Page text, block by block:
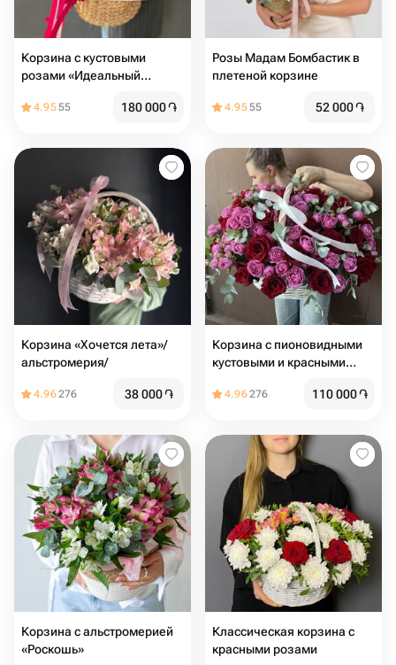
Корзина с кустовыми
розами «Идеальный
4.9555 180 000֏
Розы Мадам Бомбастик в
плетеной корзине
4.9555 52 000֏
Корзина «Хочется лета»/
альстромерия/
4.96276 38 000֏
Корзина с пионовидными
кустовыми и красными
4.96276 110 000֏
Корзина с альстромерией
«Роскошь»
Классическая корзина с
красными розами